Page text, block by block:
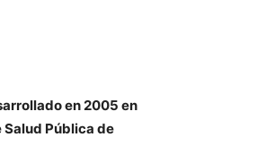
en 2005 en
Salud Pública de